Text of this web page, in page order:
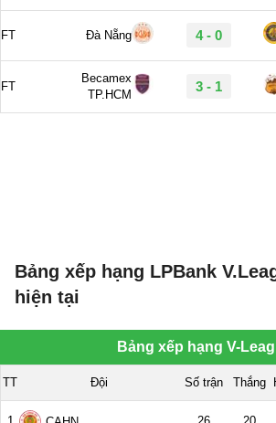
Bảng xếp hạng LPBank
hiện tại